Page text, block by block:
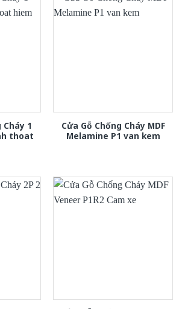
1
thoat
Cửa Gỗ Chống Cháy MDF
Melamine P1 van kem